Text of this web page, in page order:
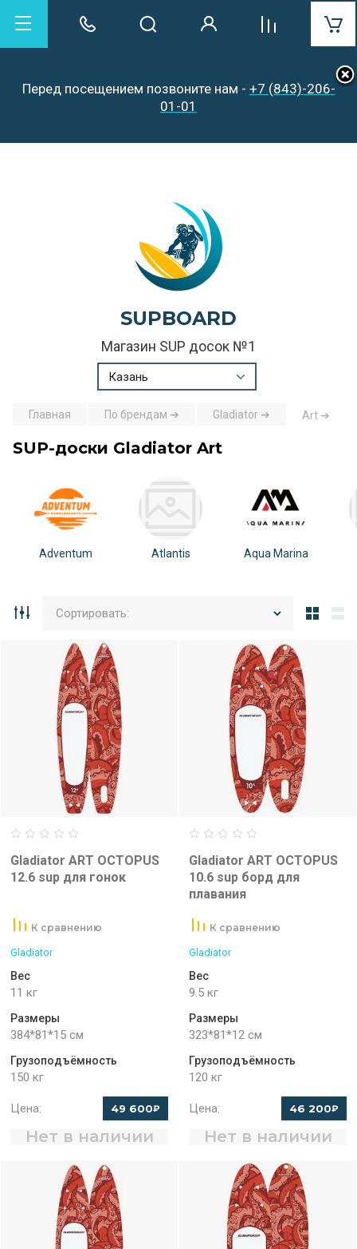
Перед посещением позвоните нам - +7 (843)-206-
01-01
SUPBOARD
Магазин SUP досок №1
Казань
Главная По брендам ➔ Gladiator ➔ Art ➔
SUP-доски Gladiator Art
Adventum Atlantis Aqua Marina
Сортировать:
Gladiator ART OCTOPUS
12.6 sup для гонок
К сравнению
Gladiator
Вес
11 кг
Размеры
384*81*15 см
Грузоподъёмность
150 кг
Цена: 49 600₽
Нет в наличии
Gladiator ART OCTOPUS
10.6 sup борд для
плавания
К сравнению
Gladiator
Вес
9.5 кг
Размеры
323*81*12 см
Грузоподъёмность
120 кг
Цена: 46 200₽
Нет в наличии